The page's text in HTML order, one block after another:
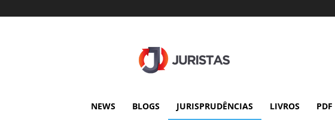
NEWS BLOGS JURISPRUDÊNCIAS LIVROS PDF